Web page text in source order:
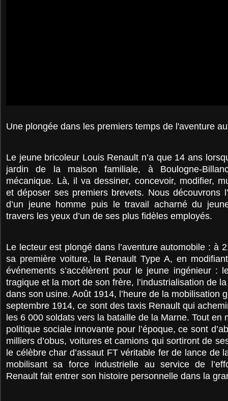
Une plongée dans les premiers temps de l'aventure
Le jeune bricoleur Louis Renault n’a que 14 ans
jardin de la maison familiale, à Boulogne-
mécanique. Là, il va dessiner, concevoir, modifier,
et déposer ses premiers brevets. Nous découvrons
d’un jeune homme puis le travail acharné du
travers les yeux d’un de ses plus fidèles employés.
Le lecteur est plongé dans l’aventure automobile : à
sa première voiture, la Renault Type A, en
événements s’accélèrent pour le jeune ingénieur :
tragique et la mort de son frère, l’industrialisation de
dans son usine. Août 1914, l’heure de la mobilisation
septembre 1914, ce sont des taxis Renault qui
les 6 000 soldats vers la bataille de la Marne. Tout
politique sociale innovante pour l’époque, ce sont
milliers d’obus, voitures et camions qui sortiront de
le célèbre char d’assaut FT véritable fer de lance de
mobilisant sa force industrielle au service de
Renault fait entrer son histoire personnelle dans la